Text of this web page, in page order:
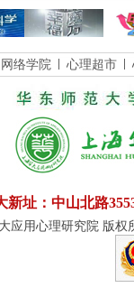
网络学院 心理超市
新址：中山北路
大应用心理研究院 版